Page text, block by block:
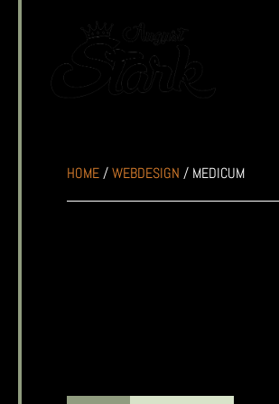
HOME/WEBDESIGN / MEDICUM